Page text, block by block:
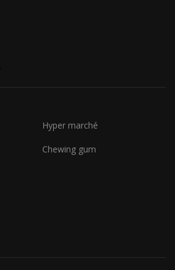
Hyper marché
Chewing gum